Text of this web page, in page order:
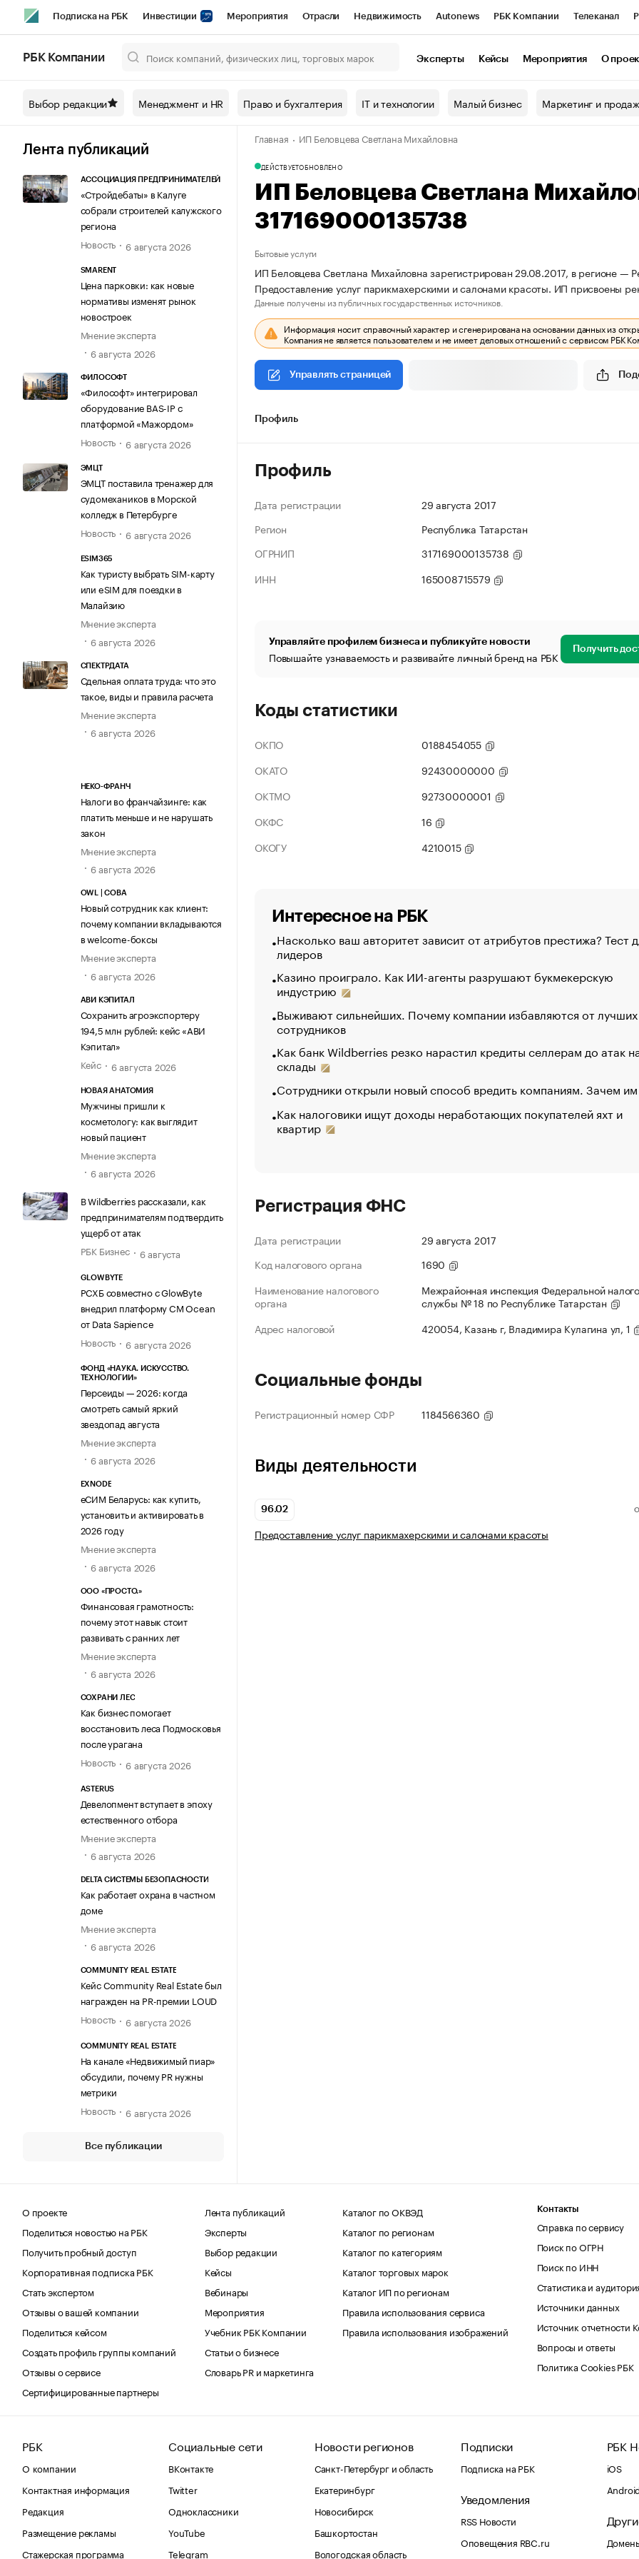
Подписка на РБК Инвестиции Мероприятия Отрасли Недвижимость Autonews РБК Компании Телеканал
Спецпроекты СПб Конференции СПб Спецпроекты Проверка контрагентов
Технологии и медиа Рынок наличной валюты
РБК Компании Эксперты Кейсы Мероприятия О
Выбор редакции Менеджмент и HR Право и бухгалтерия IT и технологии Малый бизнес Маркетинг и
Лента публикаций
АССОЦИАЦИЯ ПРЕДПРИНИМАТЕЛЕЙ
«Стройдебаты» в Калуге
собрали строителей калужского
региона
Новость
6 августа 2026
SMARENT
Цена парковки: как новые
нормативы изменят рынок
новостроек
Мнение эксперта
6 августа 2026
ФИЛОСОФТ
«Философт» интегрировал
оборудование BAS-IP с
платформой «Мажордом»
Новость
6 августа 2026
ЭМЦТ
ЭМЦТ поставила тренажер для
судомехаников в Морской
колледж в Петербурге
Новость
6 августа 2026
ESIM365
Как туристу выбрать SIM-карту
или eSIM для поездки в
Малайзию
Мнение эксперта
6 августа 2026
СПЕКТРДАТА
Сдельная оплата труда: что это
такое, виды и правила расчета
Мнение эксперта
6 августа 2026
НЕКО-ФРАНЧ
Налоги во франчайзинге: как
платить меньше и не нарушать
закон
Мнение эксперта
6 августа 2026
OWL | СОВА
Новый сотрудник как клиент:
почему компании вкладываются
в welcome-боксы
Мнение эксперта
6 августа 2026
АВИ КЭПИТАЛ
Сохранить агроэкспортеру
194,5 млн рублей: кейс «АВИ
Кэпитал»
Кейс
6 августа 2026
НОВАЯ АНАТОМИЯ
Мужчины пришли к
косметологу: как выглядит
новый пациент
Мнение эксперта
6 августа 2026
В Wildberries рассказали, как
предпринимателям подтвердить
ущерб от атак
РБК Бизнес
6 августа
GLOWBYTE
РСХБ совместно с GlowByte
внедрил платформу CM Ocean
от Data Sapience
Новость
6 августа 2026
ФОНД «НАУКА. ИСКУССТВО.
ТЕХНОЛОГИИ»
Персеиды — 2026: когда
смотреть самый яркий
звездопад августа
Мнение эксперта
6 августа 2026
EXNODE
еСИМ Беларусь: как купить,
установить и активировать в
2026 году
Мнение эксперта
6 августа 2026
ООО «ПРОСТО.»
Финансовая грамотность:
почему этот навык стоит
развивать с ранних лет
Мнение эксперта
6 августа 2026
СОХРАНИ ЛЕС
Как бизнес помогает
восстановить леса Подмосковья
после урагана
Новость
6 августа 2026
ASTERUS
Девелопмент вступает в эпоху
естественного отбора
Мнение эксперта
6 августа 2026
DELTA СИСТЕМЫ БЕЗОПАСНОСТИ
Как работает охрана в частном
доме
Мнение эксперта
6 августа 2026
COMMUNITY REAL ESTATE
Кейс Community Real Estate был
награжден на PR-премии LOUD
Новость
6 августа 2026
COMMUNITY REAL ESTATE
На канале «Недвижимый пиар»
обсудили, почему PR нужны
метрики
Новость
6 августа 2026
Все публикации
Главная ИП Беловцева Светлана Михайловна
ДЕЙСТВУЕТОБНОВЛЕНО
ИП Беловцева Светлана
317169000135738
Бытовые услуги
ИП Беловцева Светлана Михайловна зарегистрирован 29.08.2017, в регионе —
Предоставление услуг парикмахерскими и салонами красоты. ИП присвоены
Данные получены из публичных государственных источников.
Информация носит справочный характер и сгенерирована на основании данных из
Компания не является пользователем и не имеет деловых отношений с сервисом РБК
Управлять страницей
Профиль
Профиль
Дата регистрации
29 августа 2017
Регион
Республика Татарстан
ОГРНИП
317169000135738
ИНН
165008715579
Управляйте профилем бизнеса и публикуйте новости
Повышайте узнаваемость и развивайте личный бренд на РБК Получить
Коды статистики
ОКПО
0188454055
ОКАТО
92430000000
ОКТМО
92730000001
ОКФС
16
ОКОГУ
4210015
Интересное на РБК
Насколько ваш авторитет зависит от атрибутов престижа? Тест
лидеров
Казино проиграло. Как ИИ-агенты разрушают букмекерскую
индустрию
Выживают сильнейших. Почему компании избавляются от лучших
сотрудников
Как банк Wildberries резко нарастил кредиты селлерам до атак
склады
Сотрудники открыли новый способ вредить компаниям. Зачем
Как налоговики ищут доходы неработающих покупателей яхт и
квартир
Регистрация ФНС
Дата регистрации
29 августа 2017
Код налогового органа
1690
Наименование налогового
органа
Межрайонная инспекция Федеральной
службы № 18 по Республике Татарстан
Адрес налоговой
420054, Казань г, Владимира Кулагина ул, 1
Социальные фонды
Регистрационный номер СФР 1184566360
Виды деятельности
96.02
Предоставление услуг парикмахерскими и салонами красоты
О проекте
Поделиться новостью на РБК
Получить пробный доступ
Корпоративная подписка РБК
Стать экспертом
Отзывы о вашей компании
Поделиться кейсом
Создать профиль группы компаний
Отзывы о сервисе
Сертифицированные партнеры
Лента публикаций
Эксперты
Выбор редакции
Кейсы
Вебинары
Мероприятия
Учебник РБК Компании
Статьи о бизнесе
Словарь PR и маркетинга
Каталог по ОКВЭД
Каталог по регионам
Каталог по категориям
Каталог торговых марок
Каталог ИП по регионам
Правила использования сервиса
Правила использования изображений
Контакты
Справка по сервису
Поиск по ОГРН
Поиск по ИНН
Статистика и
Источники данных
Источник отчетности
Вопросы и ответы
Политика Cookies РБК
РБК
О компании
Контактная информация
Редакция
Размещение рекламы
Стажерская программа
Социальные сети
ВКонтакте
Twitter
Одноклассники
YouTube
Telegram
Новости регионов
Санкт-Петербург и область
Екатеринбург
Новосибирск
Башкортостан
Вологодская область
Подписки
Подписка на РБК
Уведомления
RSS Новости
Оповещения RBC.ru
РБК
iOS